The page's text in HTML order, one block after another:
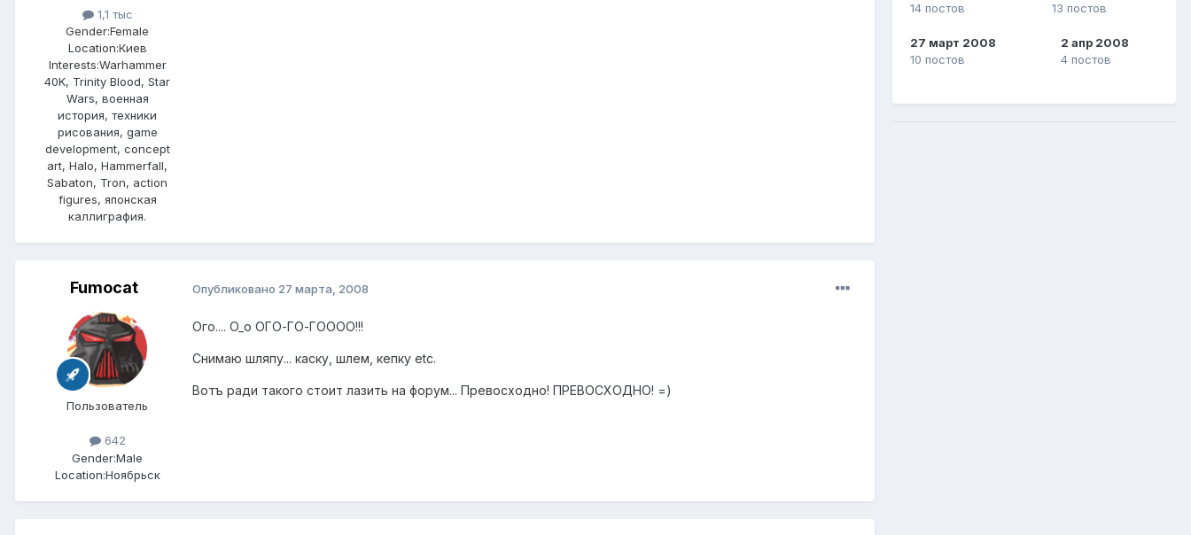
1,1 тыс
Gender:Female
Location:Киев
Interests:Warhammer
40K, Trinity Blood, Star
Wars, военная
история, техники
рисования, game
development, concept
art, Halo, Hammerfall,
Sabaton, Tron, action
figures, японская
каллиграфия.
Fumocat
Пользователь
642
Gender:Male
Location:Ноябрьск
Опубликовано 27 марта, 2008
Ого.... O_o ОГО-ГО-ГОООО!!!
Снимаю шляпу... каску, шлем, кепку etc.
Вотъ ради такого стоит лазить на форум... Превосходно! ПРЕВОСХОДНО! =)
14 постов
13 постов
27 март 2008
10 постов
2 апр 2008
4 постов